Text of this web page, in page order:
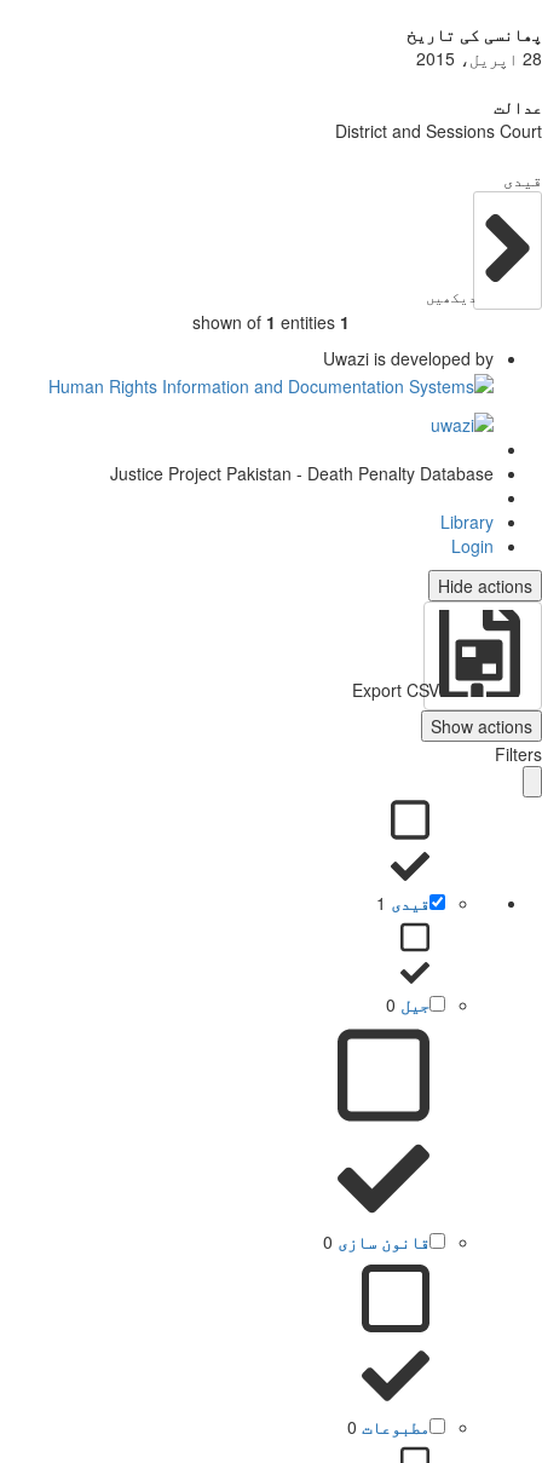
کی تاریخ
District and Sessions
دیکھیں
shown of 1 entities
Uwazi is developed by
Justice Project Pakistan - Death Penalty Database
Library
Login
Hide
Export CSV
Show
قیدی 1
جیل 0
قانون سازی 0
مطبوعات 0